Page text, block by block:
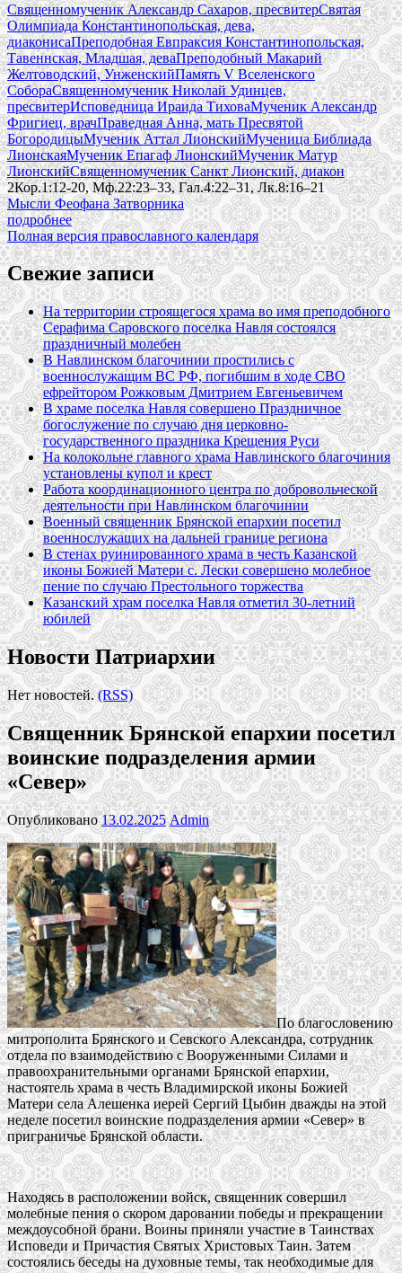
Священномученик Александр Сахаров, пресвитерСвятая
Олимпиада Константинопольская, дева,
диаконисаПреподобная Евпраксия Константинопольская,
Тавеннская, Младшая, деваПреподобный Макарий
Желтоводский, УнженскийПамять V Вселенского
СобораСвященномученик Николай Удинцев,
пресвитерИсповедница Ираида ТиховаМученик Александр
Фригиец, врачПраведная Анна, мать Пресвятой
БогородицыМученик Аттал ЛионскийМученица Библиада
ЛионскаяМученик Епагаф ЛионскийМученик Матур
ЛионскийСвященномученик Санкт Лионский, диакон
2Кор.1:12-20, Мф.22:23–33, Гал.4:22–31, Лк.8:16–21
Мысли Феофана Затворника
подробнее
Полная версия православного календаря
Свежие записи
На территории строящегося храма во имя преподобного
Серафима Саровского поселка Навля состоялся
праздничный молебен
В Навлинском благочинии простились с
военнослужащим ВС РФ, погибшим в ходе СВО
ефрейтором Рожковым Дмитрием Евгеньевичем
В храме поселка Навля совершено Праздничное
богослужение по случаю дня церковно-
государственного праздника Крещения Руси
На колокольне главного храма Навлинского благочиния
установлены купол и крест
Работа координационного центра по добровольческой
деятельности при Навлинском благочинии
Военный священник Брянской епархии посетил
военнослужащих на дальней границе региона
В стенах руинированного храма в честь Казанской
иконы Божией Матери с. Лески совершено молебное
пение по случаю Престольного торжества
Казанский храм поселка Навля отметил 30-летний
юбилей
Новости Патриархии
Нет новостей.(RSS)
Священник Брянской епархии посетил
воинские подразделения армии
«Север»
Опубликовано13.02.2025 Admin
По благословению
митрополита Брянского и Севского Александра, сотрудник
отдела по взаимодействию с Вооруженными Силами и
правоохранительными органами Брянской епархии,
настоятель храма в честь Владимирской иконы Божией
Матери села Алешенка иерей Сергий Цыбин дважды на этой
неделе посетил воинские подразделения армии «Север» в
приграничье Брянской области.
Находясь в расположении войск, священник совершил
молебные пения о скором даровании победы и прекращении
междоусобной брани. Воины приняли участие в Таинствах
Исповеди и Причастия Святых Христовых Таин. Затем
состоялись беседы на духовные темы, так необходимые для